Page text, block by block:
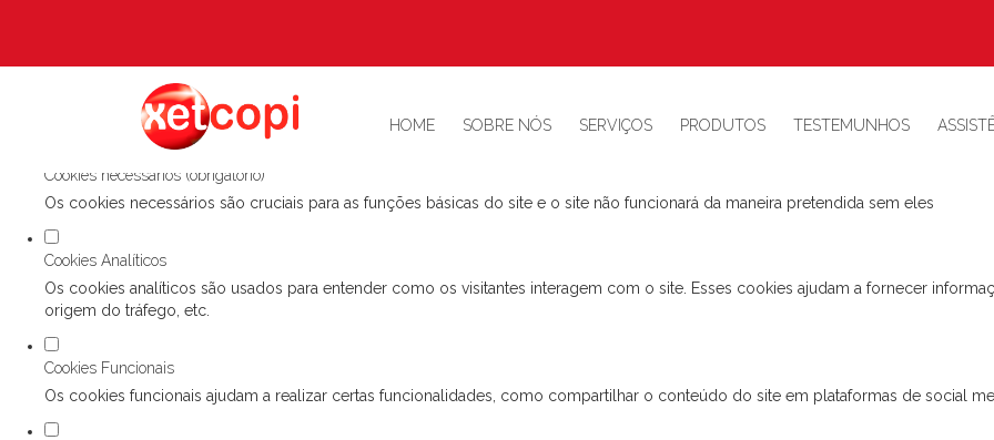
política de privacidade e de Cookies .
Cookies necessários (obrigatório)
Os cookies necessários são cruciais para as funções básicas do site e o site não funcionará da maneira pretendida sem eles
Cookies Analíticos
Os cookies analíticos são usados para entender como os visitantes interagem com o site. Esses cookies ajudam a fornecer
origem do tráfego, etc.
Cookies Funcionais
Os cookies funcionais ajudam a realizar certas funcionalidades, como compartilhar o conteúdo do site em plataformas de social
HOME SOBRE NÓS SERVIÇOS PRODUTOS TESTEMUNHOS